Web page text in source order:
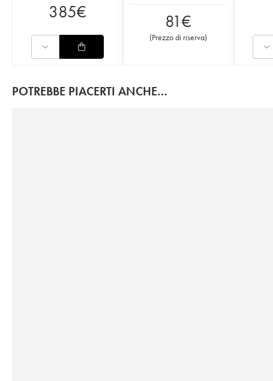
385€ 81€
(Prezzo di riserva)
POTREBBE PIACERTI ANCHE…